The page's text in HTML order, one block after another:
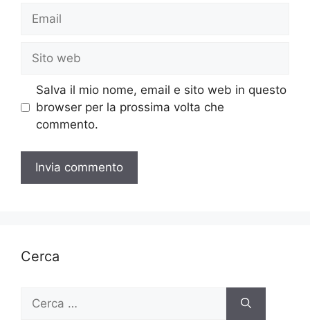
Email
Sito
web
Salva il mio nome, email e sito web in questo
browser per la prossima volta che
commento.
Cerca
per: